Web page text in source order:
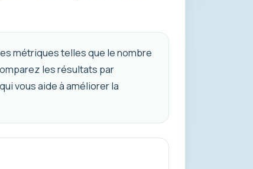
métriques telles que le nombre
les résultats par
vous aide à améliorer la